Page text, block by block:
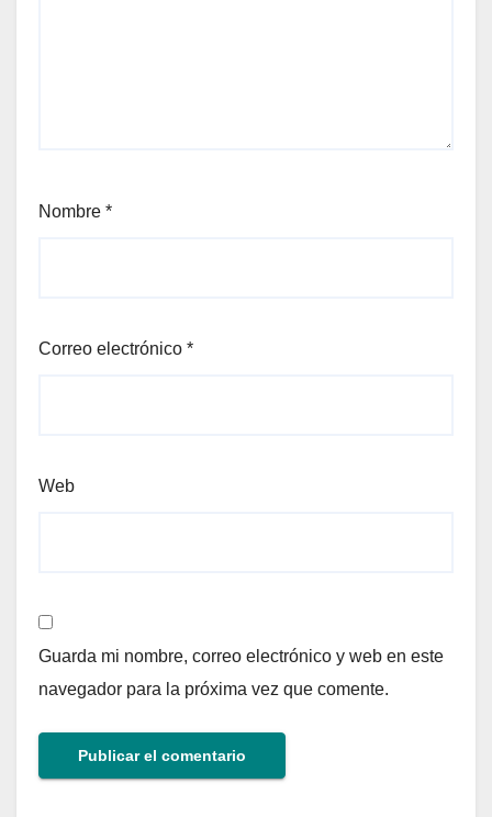
Nombre *
Correo electrónico *
Web
Guarda mi nombre, correo electrónico y web en este
navegador para la próxima vez que comente.